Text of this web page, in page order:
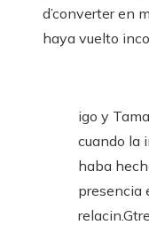
d’converter en
haya vuelto
igo y
cuando la
haba
presencia
relacin.